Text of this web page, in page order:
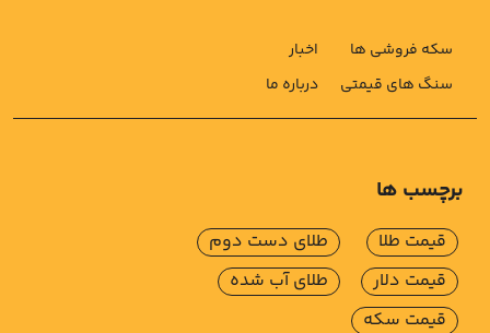
سکه فروشی ها
سنگ های قیمتی
اخبار
درباره ما
برچسب ها
قیمت طلا
قیمت دلار
قیمت سکه
طلای دست دوم
طلای آب شده